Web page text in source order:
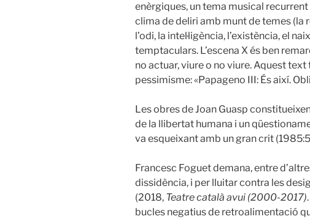
enèrgiques, un tema musical recurrent
clima de deliri amb munt de temes (la
l’odi, la intel·ligència, l’existència, el
temptaculars. L’escena X és ben
no actuar, viure o no viure. Aquest
pessimisme: «Papageno III: És així.
Les obres de Joan Guasp
de la llibertat humana i un
va esqueixant amb un gran crit
Francesc Foguet demana, entre
dissidència, i per lluitar contra les
(2018, Teatre català avui (2000-2017)
bucles negatius de retroalimentació